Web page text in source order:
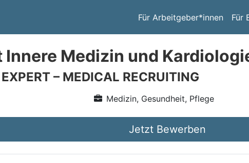
Für Arbeitgeber*innen Für
Innere Medizin und
– MEDICAL RECRUITING
Medizin, Gesundheit, Pflege
Jetzt Bewerben